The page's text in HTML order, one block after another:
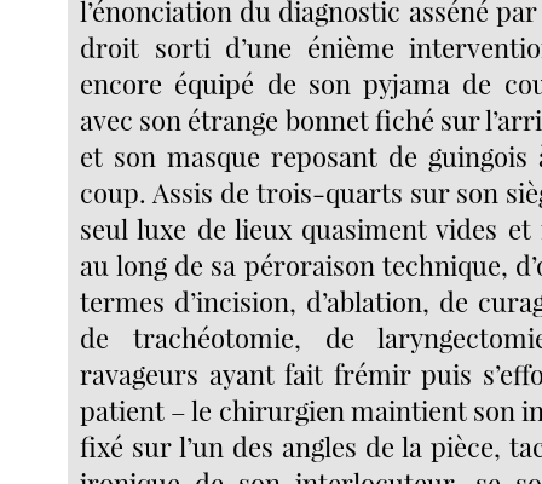
l’énonciation du diagnostic asséné par
droit sorti d’une énième
encore équipé de son pyjama de
avec son étrange bonnet fiché sur
et son masque reposant de guingois
coup. Assis de trois-quarts sur son
seul luxe de lieux quasiment vides
au long de sa péroraison technique,
termes d’incision, d’ablation, de
de trachéotomie, de
ravageurs ayant fait frémir puis
patient – le chirurgien maintient son
fixé sur l’un des angles de la pièce,